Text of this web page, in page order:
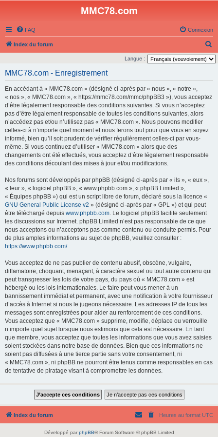
MMC78.com
FAQ Connexion
Index du forum
e
Langue :
MMC78.com - Enregistrement
En accédant à « MMC78.com » (désigné ci-après par « nous », « notre »,
« nos », « MMC78.com », « https://mmc78.com/mmc/phpBB3 »), vous acceptez
d’être légalement responsable des conditions suivantes. Si vous n’acceptez
pas d’être légalement responsable de toutes les conditions suivantes, alors
n’accédez pas et/ou n’utilisez pas « MMC78.com ». Nous pouvons modifier
celles-ci à n’importe quel moment et nous ferons tout pour que vous en soyez
informé, bien qu’il soit prudent de vérifier régulièrement celles-ci par vous-
même. Si vous continuez d’utiliser « MMC78.com » alors que des
changements ont été effectués, vous acceptez d’être légalement responsable
des conditions découlant des mises à jour et/ou modifications.
Nos forums sont développés par phpBB (désigné ci-après par « ils », « eux »,
« leur », « logiciel phpBB », « www.phpbb.com », « phpBB Limited »,
« Équipes phpBB ») qui est un script libre de forum, déclaré sous la licence «
GNU General Public License v2 » (désigné ci-après par « GPL ») et qui peut
être téléchargé depuis www.phpbb.com. Le logiciel phpBB facilite seulement
les discussions sur Internet. phpBB Limited n’est pas responsable de ce que
nous acceptons ou n’acceptons pas comme contenu ou conduite permis. Pour
de plus amples informations au sujet de phpBB, veuillez consulter :
https://www.phpbb.com/.
Vous acceptez de ne pas publier de contenu abusif, obscène, vulgaire,
diffamatoire, choquant, menaçant, à caractère sexuel ou tout autre contenu qui
peut transgresser les lois de votre pays, du pays où « MMC78.com » est
hébergé ou les lois internationales. Le faire peut vous mener à un
bannissement immédiat et permanent, avec une notification à votre fournisseur
d’accès à Internet si nous le jugeons nécessaire. Les adresses IP de tous les
messages sont enregistrées pour aider au renforcement de ces conditions.
Vous acceptez que « MMC78.com » supprime, modifie, déplace ou verrouille
n’importe quel sujet lorsque nous estimons que cela est nécessaire. En tant
que membre, vous acceptez que toutes les informations que vous avez saisies
soient stockées dans notre base de données. Bien que ces informations ne
soient pas diffusées à une tierce partie sans votre consentement, ni
« MMC78.com », ni phpBB ne pourront être tenus comme responsables en cas
de tentative de piratage visant à compromettre les données.
Index du forum Heures au format UTC
Développé par phpBB® Forum Software © phpBB Limited